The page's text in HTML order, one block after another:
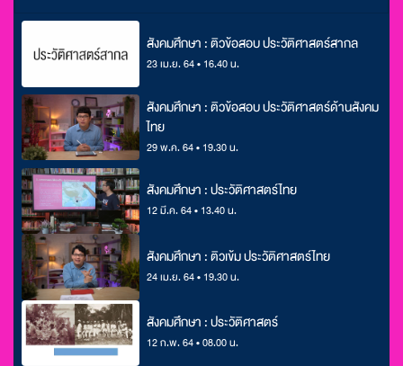
สังคมศึกษา : ติวข้อสอบ ประวัติศาสตร์สากล
23 เม.ย. 64 • 16.40 น.
สังคมศึกษา : ติวข้อสอบ ประวัติศาสตร์ด้านสังคม
ไทย
29 พ.ค. 64 • 19.30 น.
สังคมศึกษา : ประวัติศาสตร์ไทย
12 มี.ค. 64 • 13.40 น.
สังคมศึกษา : ติวเข้ม ประวัติศาสตร์ไทย
24 เม.ย. 64 • 19.30 น.
สังคมศึกษา : ประวัติศาสตร์
12 ก.พ. 64 • 08.00 น.